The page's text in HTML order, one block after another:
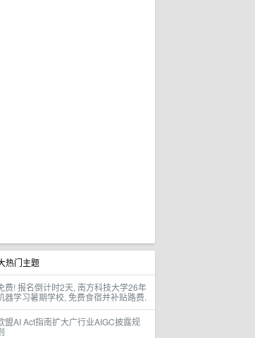
热门主题
费! 报名倒计时2天, 南方科技大学26年
器学习暑期学校, 免费食宿并补贴路费.
盟AI Act指南扩大广行业AIGC披露规